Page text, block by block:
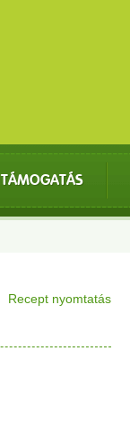
TÁMOGATÁS
Recept nyomtatás